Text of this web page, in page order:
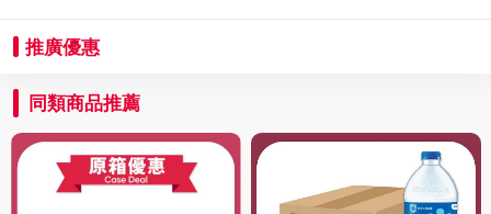
推廣優惠
同類商品推薦